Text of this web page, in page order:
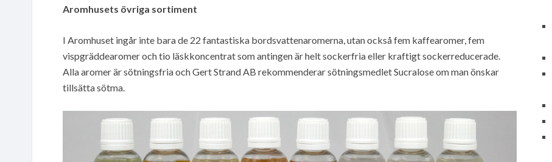
Aromhusets övriga sortiment
I Aromhuset ingår inte bara de 22 fantastiska bordsvattenaromerna, utan också fem kaffearomer, fem
vispgräddearomer och tio läskkoncentrat som antingen är helt sockerfria eller kraftigt sockerreducerade.
Alla aromer är sötningsfria och Gert Strand AB rekommenderar sötningsmedlet Sucralose om man önskar
tillsätta sötma.